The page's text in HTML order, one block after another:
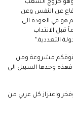
وهو خروج الشعب
عن النفس وعن
هو في العودة الى
قبل الانتداب
التعددية.”
حقوقكم مشروعة ومن
وحدها السبيل الى
واعتزاز كل عربي من